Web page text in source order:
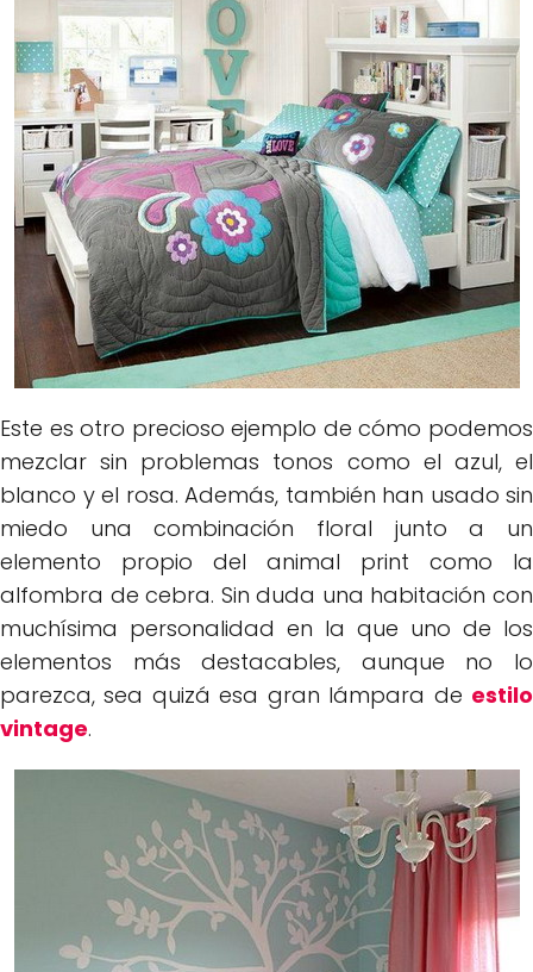
Este es otro precioso ejemplo de cómo podemos
mezclar sin problemas tonos como el azul, el
blanco y el rosa. Además, también han usado sin
miedo una combinación floral junto a un
elemento propio del animal print como la
alfombra de cebra. Sin duda una habitación con
muchísima personalidad en la que uno de los
elementos más destacables, aunque no lo
parezca, sea quizá esa gran lámpara de estilo
vintage.